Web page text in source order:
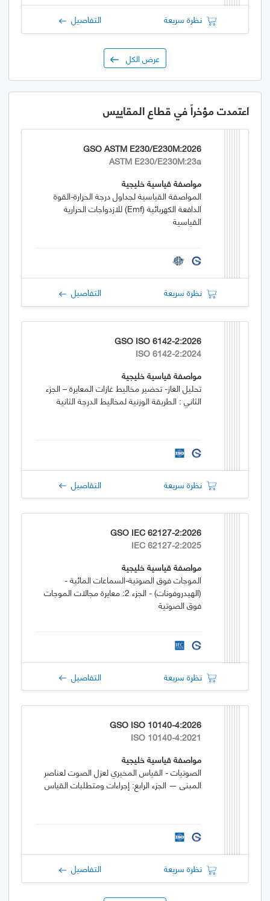
نظرة سريعة التفاصيل
عرض الكل
اعتمدت مؤخراً في قطاع المقاييس
GSO ASTM E230/E230M:2026
ASTM E230/E230M:23a
مواصفة قياسية خليجية
المواصفة القياسية لجداول درجة الحرارة-القوة
الدافعة الكهربائية (emf) للازدواجات الحرارية
القياسية
نظرة سريعة التفاصيل
GSO ISO 6142-2:2026
ISO 6142-2:2024
مواصفة قياسية خليجية
تحليل الغاز- تحضير مخاليط غازات المعايرة – الجزء
الثاني : الطريقة الوزنية لمخاليط الدرجة الثانية
نظرة سريعة التفاصيل
GSO IEC 62127-2:2026
IEC 62127-2:2025
مواصفة قياسية خليجية
الموجات فوق الصوتية-السماعات المائية -
(الهيدروفونات) - الجزء 2: معايرة مجالات الموجات
فوق الصوتية
نظرة سريعة التفاصيل
GSO ISO 10140-4:2026
ISO 10140-4:2021
مواصفة قياسية خليجية
الصوتيات - القياس المخبري لعزل الصوت لعناصر
المبنى — الجزء الرابع: إجراءات ومتطلبات القياس
نظرة سريعة التفاصيل